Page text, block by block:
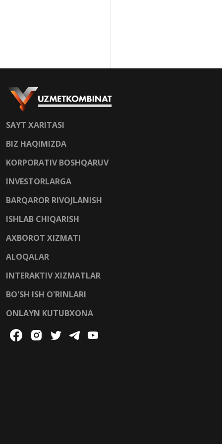
SAYT XARITASI
BIZ HAQIMIZDA
KORPORATIV BOSHQARUV
INVESTORLARGA
BARQAROR RIVOJLANISH
ISHLAB CHIQARISH
AXBOROT XIZMATI
ALOQALAR
INTERAKTIV XIZMATLAR
BO'SH ISH O'RINLARI
ONLAYN KUTUBXONA